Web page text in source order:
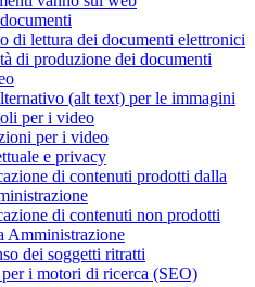
di lettura dei documenti elettronici
di produzione dei documenti
(alt text) per le immagini
per i video
per i video
e privacy
di contenuti prodotti dalla
di contenuti non prodotti
Amministrazione
dei soggetti ritratti
i motori di ricerca (SEO)